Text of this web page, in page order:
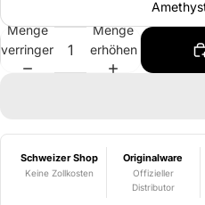
Menge
verringern
Menge
erhöhen
Schweizer Shop
Keine Zollkosten
Originalware
Offizieller
Distributor